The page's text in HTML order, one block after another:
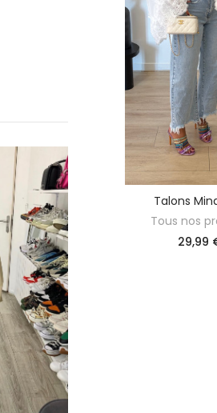
Talons
Tous nos
29,99